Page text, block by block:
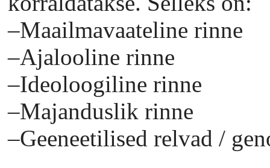
–Maailmavaateline rinne
–Ajalooline rinne
–Ideoloogiline rinne
–Majanduslik rinne
–Geeneetilised relvad /